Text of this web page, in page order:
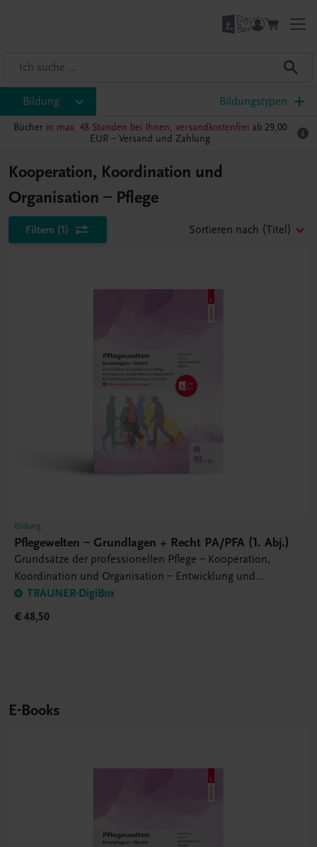
Bildung Bildungstypen
Bücher in max. 48 Stunden bei Ihnen, versandkostenfrei ab 29,00
EUR – Versand und Zahlung
Kooperation, Koordination und
Organisation – Pflege
Filtern (1) Sortieren nach (Titel)
Bildung
Pflegewelten – Grundlagen + Recht PA/PFA (1. Abj.)
Grundsätze der professionellen Pflege – Kooperation,
Koordination und Organisation – Entwicklung und
Sicherung von Qualität
TRAUNER-DigiBox
€ 48,50
E-Books